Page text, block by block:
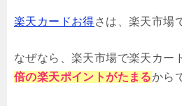
楽天カードお得さは、楽天市場
なぜなら、楽天市場で楽天カー
倍の楽天ポイントがたまるから